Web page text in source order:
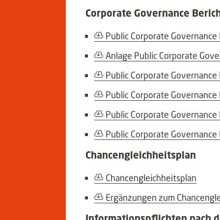
Corporate Governance
Public Corporate
Anlage Public Corporate
Public Corporate
Public Corporate
Public Corporate
Public Corporate
Chancengleichheitsplan
Chancengleichheitsplan
Ergänzungen zum